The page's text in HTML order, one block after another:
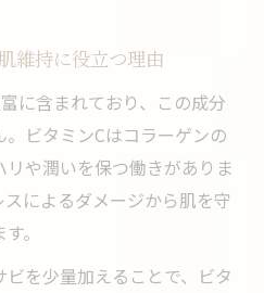
ビでダイエットをサポー
き出す日常の使い方例
表から見る食卓の工夫
を逃さない調理ポイント
サビの魅力を解説
ビが選ばれる理由とは
維持に役立つ理由
に含まれており、この成分
ビタミンCはコラーゲンの
や潤いを保つ働きがありま
によるダメージから肌を守
。
を少量加えることで、ビタ